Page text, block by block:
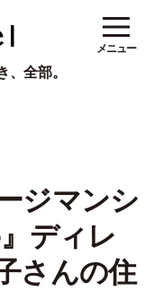
全部。
メニュー
ジマンシ
ディレ
さんの住